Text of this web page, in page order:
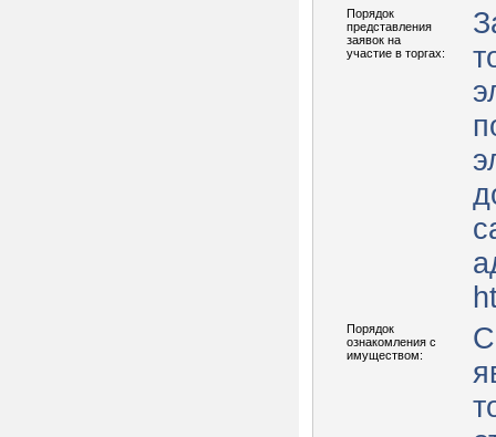
Порядок
представления
заявок на
участие в торгах:
Порядок
ознакомления с
имуществом: